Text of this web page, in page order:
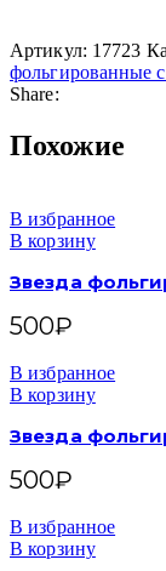
Артикул: 17723
фольгированные
Share:
Похожие
В избранное
В корзину
Звезда
500₽
В избранное
В корзину
Звезда
500₽
В избранное
В корзину